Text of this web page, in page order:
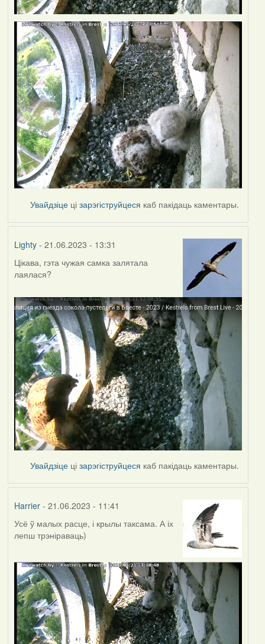
Увайдзіце цізарэгіструйцеся каб пакідаць каментары.
Lighty- 21.06.2023 - 13:31
Цікава, гэта чужая самка залятала
лаялася?
Увайдзіце цізарэгіструйцеся каб пакідаць каментары.
Harrier- 21.06.2023 - 11:41
Усё ў малых расце, і крылы таксама. А іх
лепш трэніраваць)